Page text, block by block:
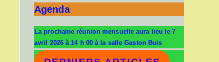
Agenda
La prochaine réunion mensuelle aura lieu le 7
avril 2026 à 14 h 00 à la salle Gaston Buis